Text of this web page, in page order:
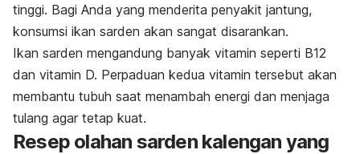
tinggi. Bagi Anda yang menderita penyakit jantung,
konsumsi ikan sarden akan sangat disarankan.
Ikan sarden mengandung banyak vitamin seperti B12
dan vitamin D. Perpaduan kedua vitamin tersebut akan
membantu tubuh saat menambah energi dan menjaga
tulang agar tetap kuat.
Resep olahan sarden kalengan yang